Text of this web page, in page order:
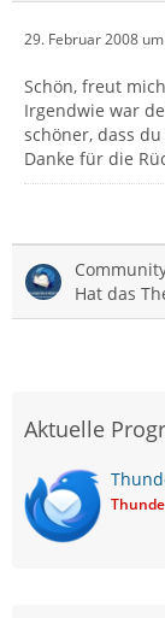
29. Februar 2008
Schön, freut
Irgendwie war
schöner, dass
Danke für die
Hat das
Aktuelle